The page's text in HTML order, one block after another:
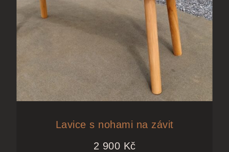
Lavice s nohami na závit
2 900 Kč